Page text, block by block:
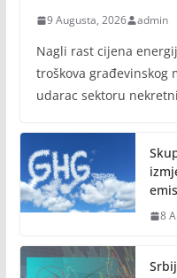
9 Augusta, 2026 admin
Nagli rast cijena
troškova građevinskog
udarac sektoru
8